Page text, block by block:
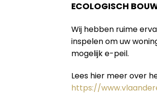
ECOLOGISCH
Wij hebben ruime
inspelen om uw
mogelijk e-peil.
Lees hier meer over
https://